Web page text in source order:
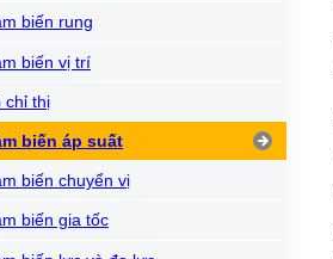
biến rung
biến vị trí
chỉ thị
biến áp suất
biến chuyển vị
biến gia tốc